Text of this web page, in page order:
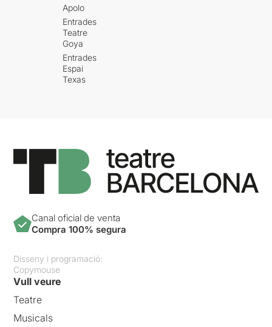
Apolo
Entrades
Teatre
Goya
Entrades
Espai
Texas
Canal oficial de venta
Compra 100% segura
Disseny i programació:
Copymouse
Vull veure
Teatre
Musicals